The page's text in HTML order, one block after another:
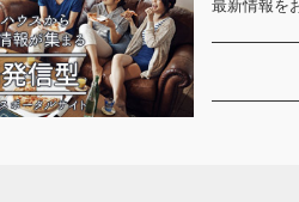
最新情報を